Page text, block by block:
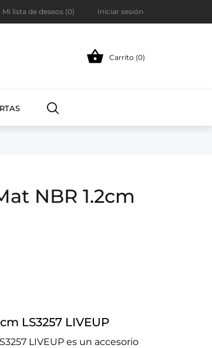
Mi lista de deseos (0) Iniciar sesión
 Carrito (0)
NBR 1.2cm
LS3257 LIVEUP
LIVEUP es un accesorio